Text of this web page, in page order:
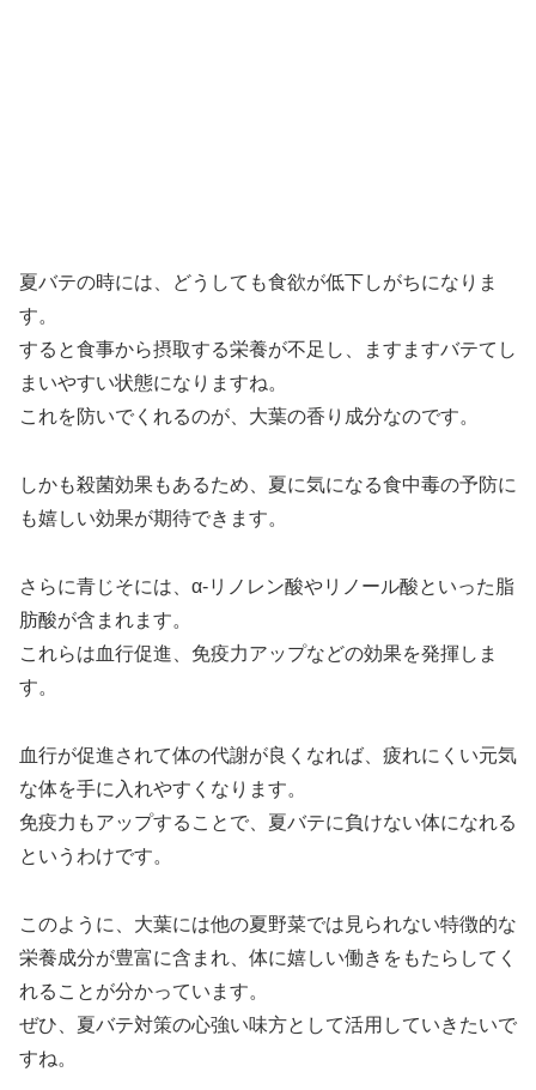
夏バテの時には、どうしても食欲が低下しがちになりま
す。
すると食事から摂取する栄養が不足し、ますますバテてし
まいやすい状態になりますね。
これを防いでくれるのが、大葉の香り成分なのです。
しかも殺菌効果もあるため、夏に気になる食中毒の予防に
も嬉しい効果が期待できます。
さらに青じそには、α-リノレン酸やリノール酸といった脂
肪酸が含まれます。
これらは血行促進、免疫力アップなどの効果を発揮しま
す。
血行が促進されて体の代謝が良くなれば、疲れにくい元気
な体を手に入れやすくなります。
免疫力もアップすることで、夏バテに負けない体になれる
というわけです。
このように、大葉には他の夏野菜では見られない特徴的な
栄養成分が豊富に含まれ、体に嬉しい働きをもたらしてく
れることが分かっています。
ぜひ、夏バテ対策の心強い味方として活用していきたいで
すね。